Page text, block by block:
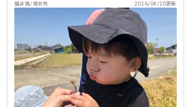
福井県/坂井市
2026/04/20更新